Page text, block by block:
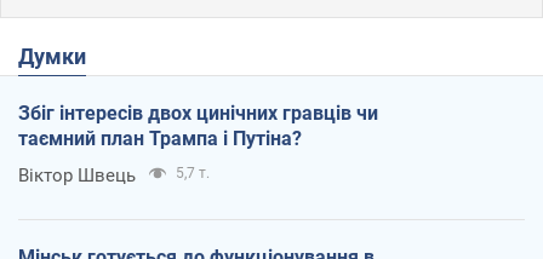
Думки
Збіг інтересів двох цинічних гравців чи
таємний план Трампа і Путіна?
Віктор Швець 5,7 т.